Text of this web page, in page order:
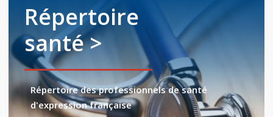
Répertoire
santé >
Répertoire des professionnels de santé
d'expression française